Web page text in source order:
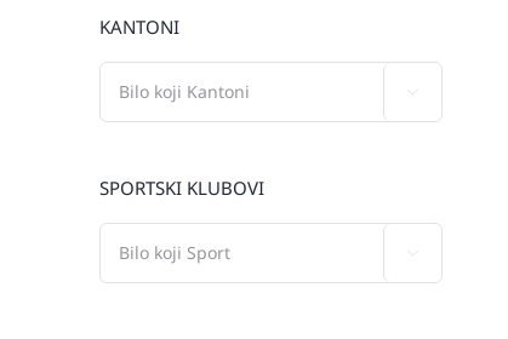
KANTONI
SPORTSKI KLUBOVI